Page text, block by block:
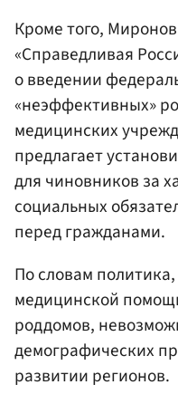
Кроме того,
«Справедливая
о введении
«неэффективных»
медицинских
предлагает
для чиновников за
социальных
перед гражданами.
По словам
медицинской
роддомов,
демографических
развитии регионов.